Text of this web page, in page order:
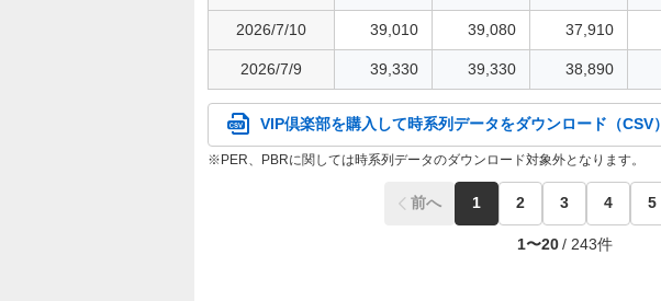
2026/7/10 39,010 39,080 37,910
2026/7/9 39,330 39,330 38,890
VIP倶楽部を購入して時系列データをダウンロード（CSV）
PER、PBRに関しては時系列データのダウンロード対象外となります。
前へ 1 2 3 4 5
1〜20 / 243件